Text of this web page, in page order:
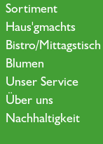
Sortiment
Haus'gmachts
Bistro/Mittagstisch
Blumen
Unser Service
Über uns
Nachhaltigkeit